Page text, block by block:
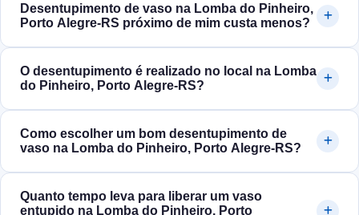
Desentupimento de vaso na Lomba do Pinheiro,
Porto Alegre‑RS próximo de mim custa menos?
O desentupimento é realizado no local na Lomba
do Pinheiro, Porto Alegre‑RS?
Como escolher um bom desentupimento de
vaso na Lomba do Pinheiro, Porto Alegre‑RS?
Quanto tempo leva para liberar um vaso
entupido na Lomba do Pinheiro, Porto